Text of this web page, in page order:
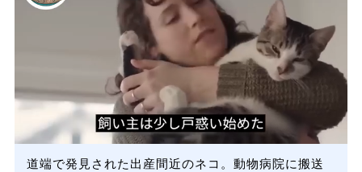
道端で発見された出産間近のネコ。動物病院に搬送